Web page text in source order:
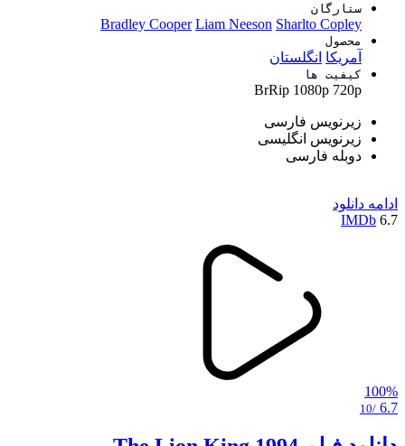
ستارگان
Bradley Cooper Liam Neeson Sharlto Copley
محصول
آمریکا انگلستان
کیفیت ها
BrRip 1080p 720p
زیرنویس فارسی
زیرنویس انگلیسی
دوبله فارسی
ادامه دانلود
6.7
IMDb
100%
6.7
/10